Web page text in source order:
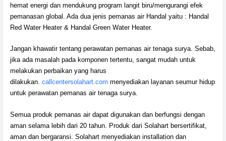
hemat energi dan mendukung program langit biru/mengurangi efek
pemanasan global. Ada dua jenis pemanas air Handal yaitu : Handal
Red Water Heater & Handal Green Water Heater.
Jangan khawatir tentang perawatan pemanas air tenaga surya. Sebab,
jika ada masalah pada komponen tertentu, sangat mudah untuk
melakukan perbaikan yang harus
dilakukan. callcentersolahart.com menyediakan layanan seumur hidup
untuk perawatan pemanas air tenaga surya.
Semua produk pemanas air dapat digunakan dan berfungsi dengan
aman selama lebih dari 20 tahun. Produk dari Solahart bersertifikat,
aman dan bergaransi. Solahart menyediakan installation dan